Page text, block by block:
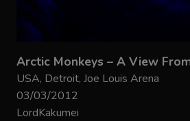
Arctic Monkeys – A View
USA, Detroit, Joe Louis Arena
03/03/2012
LordKakumei